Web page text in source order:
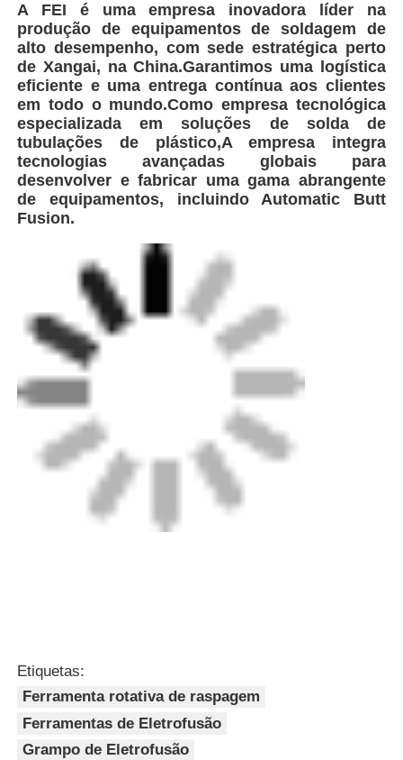
A FEI é uma empresa inovadora líder na
produção de equipamentos de soldagem de
alto desempenho, com sede estratégica perto
de Xangai, na China.Garantimos uma logística
eficiente e uma entrega contínua aos clientes
em todo o mundo.Como empresa tecnológica
especializada em soluções de solda de
tubulações de plástico,A empresa integra
tecnologias avançadas globais para
desenvolver e fabricar uma gama abrangente
de equipamentos, incluindo Automatic Butt
Fusion.
Etiquetas:
Ferramenta rotativa de raspagem
Ferramentas de Eletrofusão
Grampo de Eletrofusão